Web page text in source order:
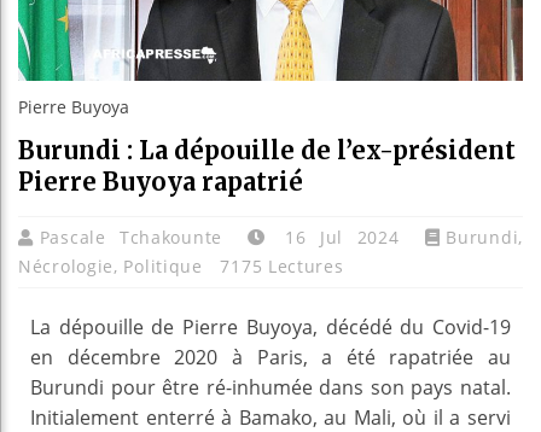
Pierre Buyoya
Burundi : La dépouille de l’ex-président
Pierre Buyoya rapatrié
Pascale Tchakounte 16 Jul 2024 Burundi,
Nécrologie, Politique 7175 Lectures
La dépouille de Pierre Buyoya, décédé du Covid-19
en décembre 2020 à Paris, a été rapatriée au
Burundi pour être ré-inhumée dans son pays natal.
Initialement enterré à Bamako, au Mali, où il a servi